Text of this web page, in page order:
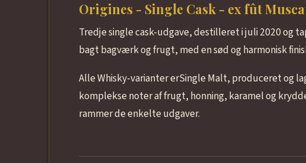
Origines - Single Cask - ex fût
Tredje single cask-udgave, destilleret i juli 2020 og
bagt bagværk og frugt, med en sød og harmonisk
Alle Whisky-varianter erSingle Malt, produceret og
komplekse noter af frugt, honning, karamel og
rammer de enkelte udgaver.